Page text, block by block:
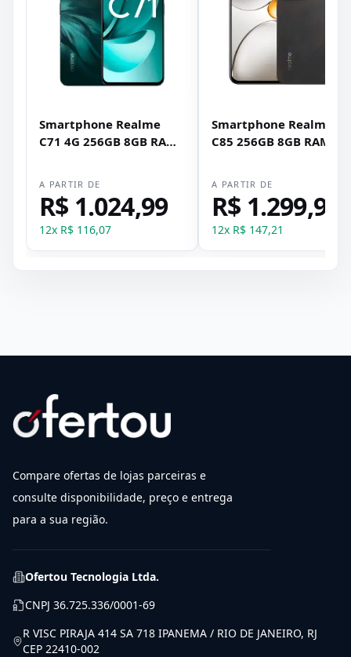
Smartphone Realme
C71 4G 256GB 8GB RAM
A PARTIR DE
R$ 1.024,99
12x R$ 116,07
Smartphone Realme
C85 256GB 8GB RAM
A PARTIR DE
R$ 1.299,99
12x R$ 147,21
Compare ofertas de lojas parceiras e
consulte disponibilidade, preço e entrega
para a sua região.
Ofertou Tecnologia Ltda.
CNPJ 36.725.336/0001-69
R VISC PIRAJA 414 SA 718 IPANEMA / RIO DE JANEIRO, RJ
CEP 22410-002